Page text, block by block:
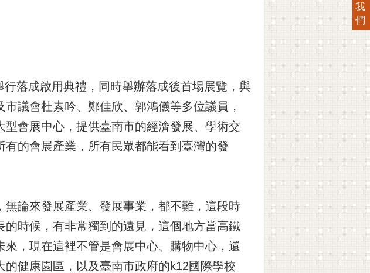
落成啟用典禮，同時舉辦落成後首場展覽，與
議會杜素吟、鄭佳欣、郭鴻儀等多位議員，
會展中心，提供臺南市的經濟發展、學術交
的會展產業，所有民眾都能看到臺灣的發
論來發展產業、發展事業，都不難，這段時
時候，有非常獨到的遠見，這個地方當高鐵
，現在這裡不管是會展中心、購物中心，還
健康園區，以及臺南市政府的k12國際學校
我
們